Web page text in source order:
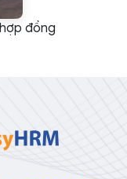
đồng